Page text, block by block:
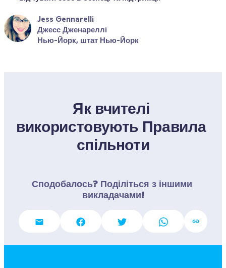
Jess Gennarelli
Джесс Дженареллі
Нью-Йорк, штат Нью-Йорк
Як вчителі
використовують Правила
спільноти
Сподобалось? Поділіться з іншими
викладачами!